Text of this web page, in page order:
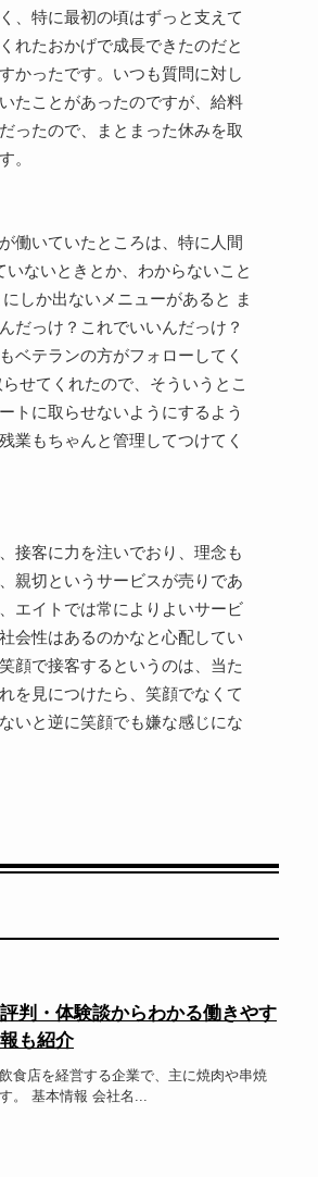
、特に最初の頃はずっと支えて
れたおかげで成長できたのだと
かったです。いつも質問に対し
たことがあったのですが、給料
ったので、まとまった休みを取
。
働いていたところは、特に人間
ないときとか、わからないこと
しか出ないメニューがあると ま
だっけ？これでいいんだっけ？
ベテランの方がフォローしてく
せてくれたので、そういうとこ
トに取らせないようにするよう
業もちゃんと管理してつけてく
接客に力を注いでおり、理念も
親切というサービスが売りであ
エイトでは常によりよいサービ
会性はあるのかなと心配してい
顔で接客するというのは、当た
を見につけたら、笑顔でなくて
いと逆に笑顔でも嫌な感じにな
判・体験談からわかる働きやす
も紹介
食店を経営する企業で、主に焼肉や串焼
。 基本情報 会社名...